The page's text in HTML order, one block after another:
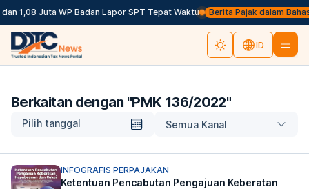
1,08 Juta WP Badan Lapor SPT Tepat Waktu Berita Pajak dalam
ID
Berkaitan dengan "PMK 136/2022"
Pilih tanggal Semua Kanal
INFOGRAFIS PERPAJAKAN
Ketentuan Pencabutan Pengajuan Keberatan